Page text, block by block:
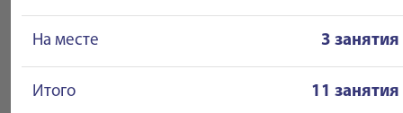
На месте 3 занятия
Итого 11 занятия